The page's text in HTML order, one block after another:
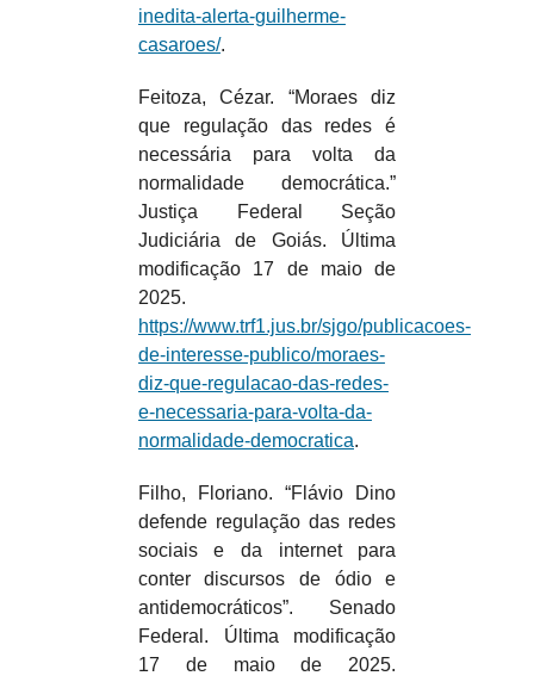
inedita-alerta-guilherme-
casaroes/.
Feitoza, Cézar. “Moraes diz
que regulação das redes é
necessária para volta da
normalidade democrática.”
Justiça Federal Seção
Judiciária de Goiás. Última
modificação 17 de maio de
2025.
https://www.trf1.jus.br/sjgo/publicacoes-
de-interesse-publico/moraes-
diz-que-regulacao-das-redes-
e-necessaria-para-volta-da-
normalidade-democratica.
Filho, Floriano. “Flávio Dino
defende regulação das redes
sociais e da internet para
conter discursos de ódio e
antidemocráticos”. Senado
Federal. Última modificação
17 de maio de 2025.